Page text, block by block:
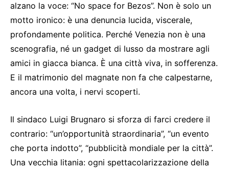
alzano la voce: “No space for Bezos”. Non è solo un
motto ironico: è una denuncia lucida, viscerale,
profondamente politica. Perché Venezia non è una
scenografia, né un gadget di lusso da mostrare agli
amici in giacca bianca. È una città viva, in sofferenza.
E il matrimonio del magnate non fa che calpestarne,
ancora una volta, i nervi scoperti.
Il sindaco Luigi Brugnaro si sforza di farci credere il
contrario: “un’opportunità straordinaria”, “un evento
che porta indotto”, “pubblicità mondiale per la città”.
Una vecchia litania: ogni spettacolarizzazione della